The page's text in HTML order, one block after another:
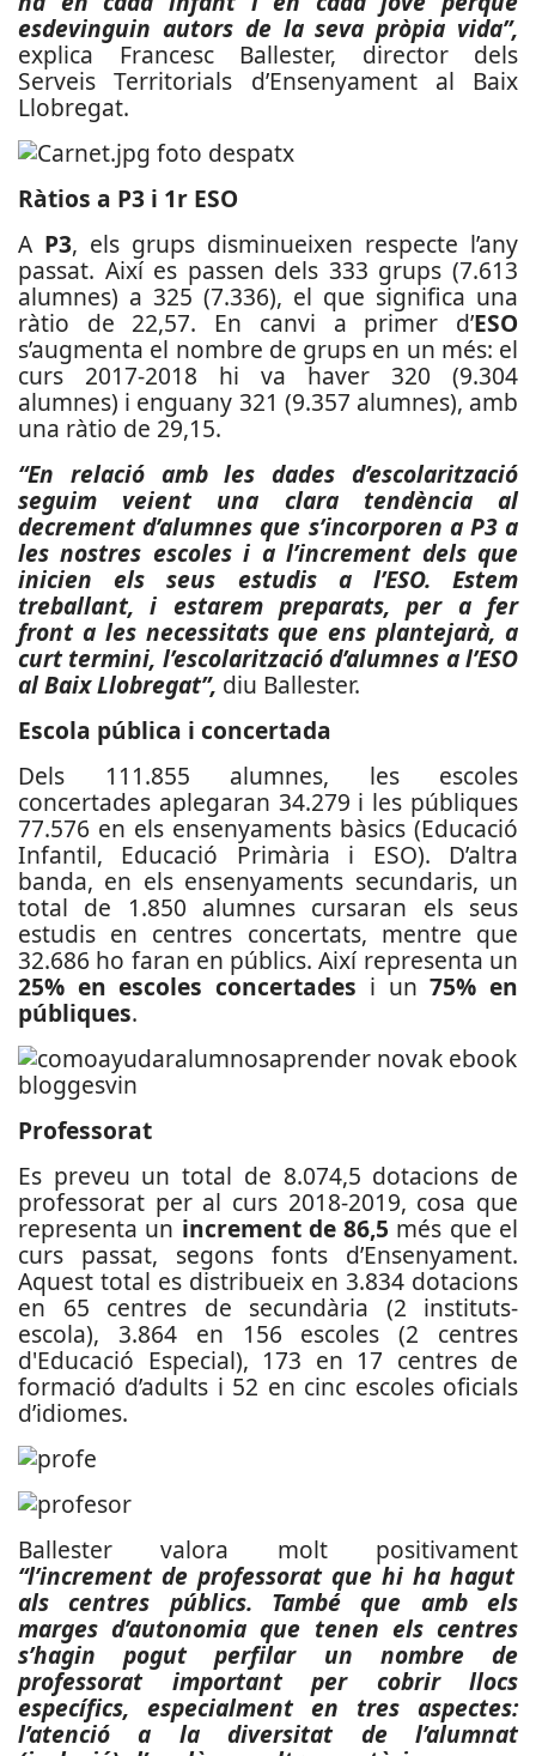
esdevinguin autors de la seva pròpia vida”,
explica Francesc Ballester, director dels
Serveis Territorials d’Ensenyament al Baix
Llobregat.
Ràtios a P3 i 1r ESO
A P3, els grups disminueixen respecte l’any
passat. Així es passen dels 333 grups (7.613
alumnes) a 325 (7.336), el que significa una
ràtio de 22,57. En canvi a primer d’ESO
s’augmenta el nombre de grups en un més: el
curs 2017-2018 hi va haver 320 (9.304
alumnes) i enguany 321 (9.357 alumnes), amb
una ràtio de 29,15.
“En relació amb les dades d’escolarització
seguim veient una clara tendència al
decrement d’alumnes que s’incorporen a P3 a
les nostres escoles i a l’increment dels que
inicien els seus estudis a l’ESO. Estem
treballant, i estarem preparats, per a fer
front a les necessitats que ens plantejarà, a
curt termini, l’escolarització d’alumnes a l’ESO
al Baix Llobregat”, diu Ballester.
Escola pública i concertada
Dels 111.855 alumnes, les escoles
concertades aplegaran 34.279 i les públiques
77.576 en els ensenyaments bàsics (Educació
Infantil, Educació Primària i ESO). D’altra
banda, en els ensenyaments secundaris, un
total de 1.850 alumnes cursaran els seus
estudis en centres concertats, mentre que
32.686 ho faran en públics. Així representa un
25% en escoles concertades i un75% en
públiques.
Professorat
Es preveu un total de 8.074,5 dotacions de
professorat per al curs 2018-2019, cosa que
representa un increment de 86,5 més que el
curs passat, segons fonts d’Ensenyament.
Aquest total es distribueix en 3.834 dotacions
en 65 centres de secundària (2 instituts-
escola), 3.864 en 156 escoles (2 centres
d'Educació Especial), 173 en 17 centres de
formació d’adults i 52 en cinc escoles oficials
d’idiomes.
Ballester valora molt positivament
“l’increment de professorat que hi ha hagut
als centres públics. També que amb els
marges d’autonomia que tenen els centres
s’hagin pogut perfilar un nombre de
professorat important per cobrir llocs
específics, especialment en tres aspectes:
l’atenció a la diversitat de l’alumnat